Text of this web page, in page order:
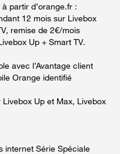
partir d’orange.fr :
12 mois sur Livebox
remise de 2€/mois
Up + Smart TV.
avec l’Avantage client
Orange identifié
Up et Max, Livebox
internet Série Spéciale